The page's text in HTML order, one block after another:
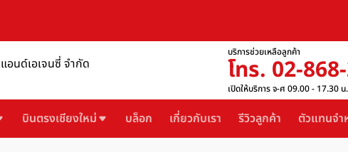
อนด์เอเจนซี่ จำกัด
บริการช่วยเหลือลูกค้า
โทร. 02-
เปิดให้บริการ จ-ศ 09.00 - 17.30 น.
บินตรงเชียงใหม่ บล็อก เกี่ยวกับเรา รีวิวลูกค้า ตัวแทนจำ